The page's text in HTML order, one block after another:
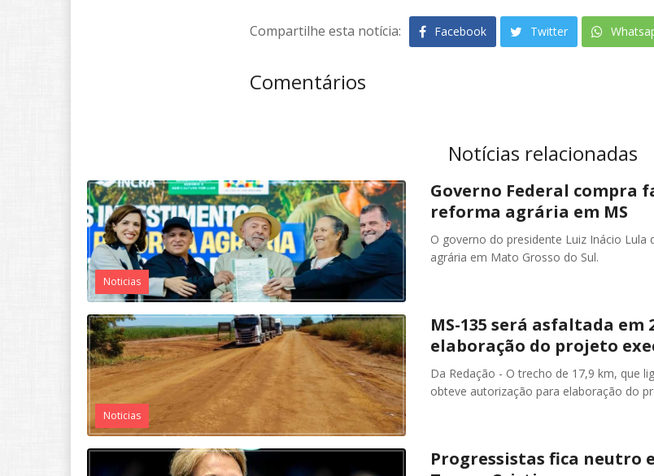
Compartilhe esta notícia: Facebook Twitter
Comentários
Notícias relacionadas
Noticias
Governo Federal compra
reforma agrária em MS
O governo do presidente Luiz Inácio
agrária em Mato Grosso do Sul.
Noticias
MS-135 será asfaltada
elaboração do projeto
Da Redação - O trecho de 17,9 km, que
obteve autorização para elaboração do
Progressistas fica neutro